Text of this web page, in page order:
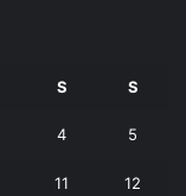
S S
4 5
11 12